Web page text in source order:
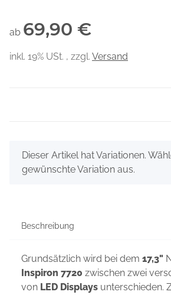
ab 69,90 €
inkl. 19% USt. , zzgl. Versand
x
Dieser Artikel hat Variationen.
gewünschte Variation aus.
Beschreibung
Grundsätzlich wird bei dem 17,3"
Inspiron 7720 zwischen zwei
von LED Displays unterschieden.